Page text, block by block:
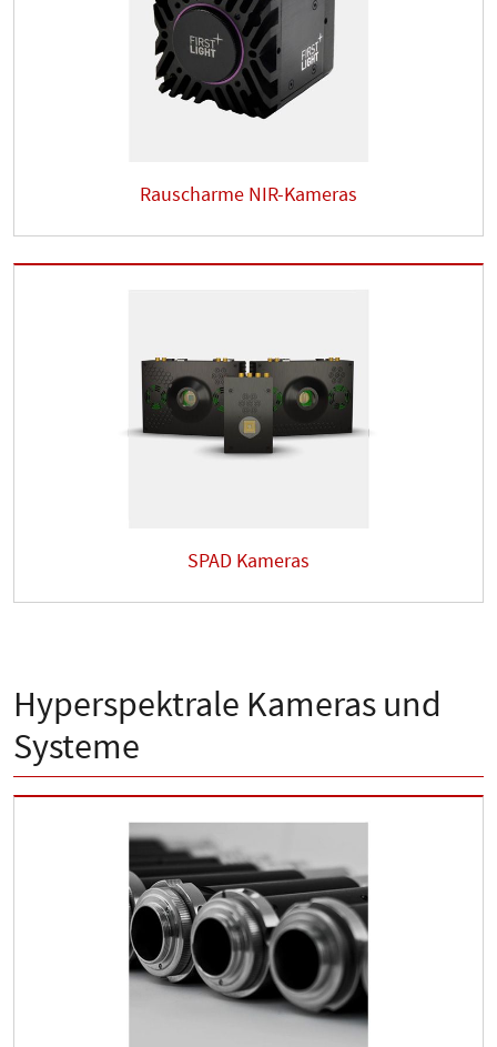
Rauscharme NIR-Kameras
SPAD Kameras
Hyperspektrale Kameras und
Systeme